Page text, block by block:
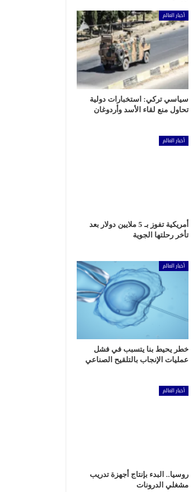
أخبار العالم
سياسي تركي: استخبارات دولية
تحاول منع لقاء الأسد وأردوغان
أخبار العالم
أمريكية تفوز بـ 5 ملايين دولار بعد
تأخر رحلتها الجوية
أخبار العالم
خطر يحيط بنا يتسبب في فشل
عمليات الإنجاب بالتلقيح الصناعي
أخبار العالم
روسيا.. البدء بإنتاج أجهزة تدريب
مشغلي الدرونات